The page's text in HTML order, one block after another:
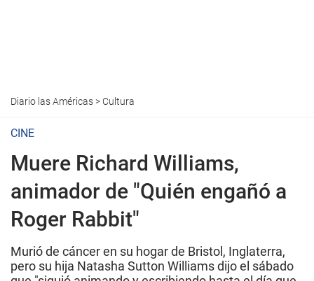
Diario las Américas> Cultura
CINE
Muere Richard Williams,
animador de "Quién engañó a
Roger Rabbit"
Murió de cáncer en su hogar de Bristol, Inglaterra,
pero su hija Natasha Sutton Williams dijo el sábado